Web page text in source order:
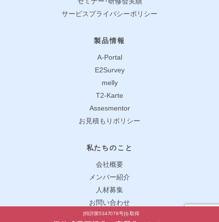
[特許第5347078号]を取得
サービスプライバシーポリシー
製品情報
A-Portal
E2Survey
melly
T2-Karte
Assesmentor
お見積もりポリシー
私たちのこと
会社概要
メンバー紹介
人材募集
お問い合わせ